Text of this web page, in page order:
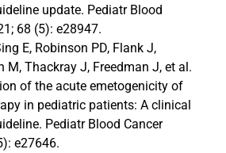
update. Pediatr Blood
68 (5): e28947.
E, Robinson PD, Flank J,
M, Thackray J, Freedman J, et al.
of the acute emetogenicity of
in pediatric patients: A clinical
Pediatr Blood Cancer
e27646.